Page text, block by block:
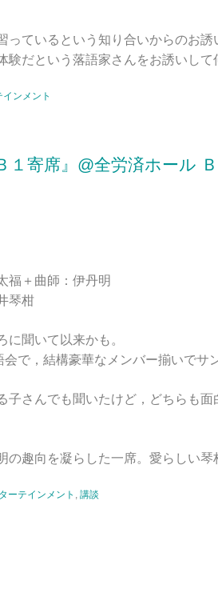
っているという知り合いからのお誘
験だという落語家さんをお誘いして
ンメント
１寄席』@全労済ホール Ｂ
福＋曲師：伊丹明
琴柑
に聞いて以来かも。
で，結構豪華なメンバー揃いでサ
子さんでも聞いたけど，どちらも
の趣向を凝らした一席。愛らしい琴
ーテインメント , 講談